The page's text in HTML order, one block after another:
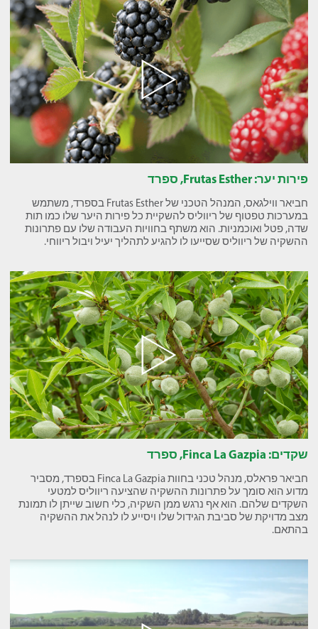
פירות יער: Frutas Esther, ספרד
חביאר ווילגאס, המנהל הטכני של Frutas Esther בספרד, משתמש
במערכות טפטוף של ריווליס להשקיית כל פירות היער שלו כמו תות
שדה, פטל ואוכמניות. הוא משתף בחוויות העבודה שלו עם פתרונות
ההשקיה של ריווליס שסייעו לו להגיע לתהליך יעיל ויבול ריווחי.
שקדים: Finca La Gazpia, ספרד
חביאר פראלס, מנהל טכני בחוות Finca La Gazpia בספרד, מסביר
מדוע הוא סומך על פתרונות ההשקיה שהציעה ריווליס למטעי
השקדים שלהם. הוא אף נרגש ממן השקיה, כלי חשוב שייתן לו תמונת
מצב מדויקת של סביבת הגידול שלו ויסייע לו לנהל את ההשקיה
בהתאם.